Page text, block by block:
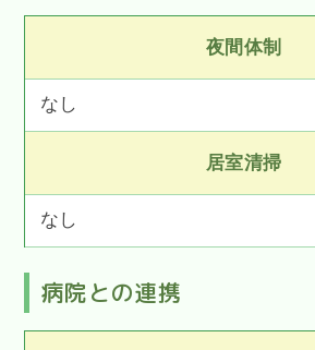
夜間体制
なし
居室清掃
なし
病院との連携